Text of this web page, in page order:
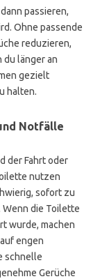
passieren,
Ohne passende
reduzieren,
du länger an
gezielt
halten.
Notfälle
der Fahrt oder
nutzen
sofort zu
die Toilette
wurde, machen
engen
schnelle
Gerüche